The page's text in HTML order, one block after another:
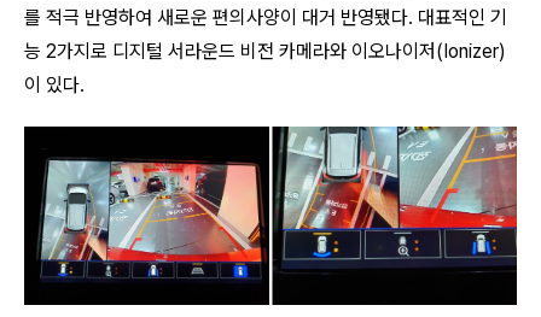
를 적극 반영하여 새로운 편의사양이 대거 반영됐다. 대표적인 기
능 2가지로 디지털 서라운드 비전 카메라와 이오나이저(Ionizer)
이 있다.